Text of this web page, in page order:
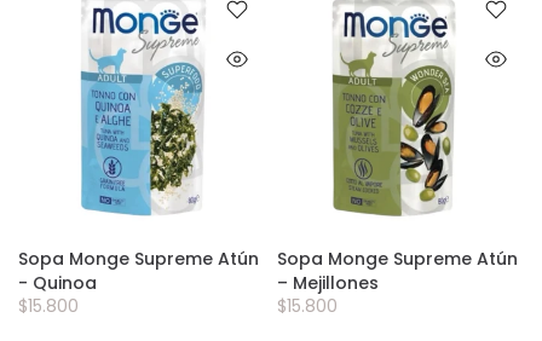
Sopa Monge Supreme Atún
- Quinoa
$15.800
Sopa Monge Supreme Atún
– Mejillones
$15.800